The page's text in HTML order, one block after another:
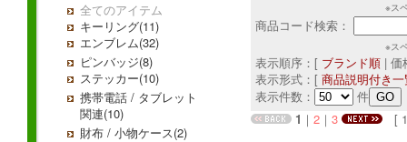
全てのアイテム
キーリング(11)
エンブレム(32)
ピンバッジ(8)
ステッカー(10)
携帯電話 / タブレット
関連(10)
財布 / 小物ケース(2)
※ス
商品コード検索：
※ス
表示順序：[ ブランド順 | 価
表示形式：[ 商品説明付き
表示件数：
件
1 ｜ 2 ｜ 3 [